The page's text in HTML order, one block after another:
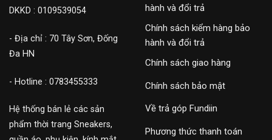
DKKD : 0109539054
- Địa chỉ : 70 Tây Sơn, Đống
Đa HN
- Hotline : 0783455333
Hệ thống bán lẻ các sản
phẩm thời trang Sneakers,
hành và đổi trả
Chính sách kiểm hàng bảo
hành và đổi trả
Chính sách giao hàng
Chính sách bảo mật
Về trả góp Fundiin
Phương thức thanh toán